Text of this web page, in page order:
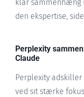
klar sammenhæng
den ekspertise,
Perplexity
Claude
Perplexity
ved sit stærke